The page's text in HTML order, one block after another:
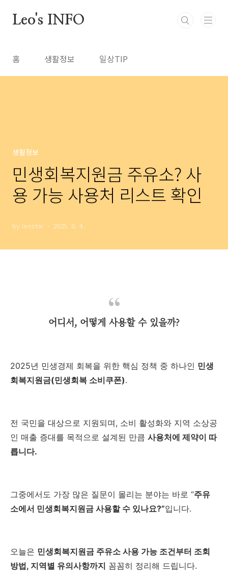
Leo's INFO
홈 생활정보 일상TIP
생활정보
민생회복지원금 주유소? 사
용 가능 사용처 리스트 확인
by leostar 2025. 8. 4.
어디서, 어떻게 사용할 수 있을까?
2025년 민생경제 회복을 위한 핵심 정책 중 하나인 민생
회복지원금(민생회복 소비쿠폰).
전 국민을 대상으로 지원되며, 소비 활성화와 지역 소상공
인 매출 증대를 목적으로 설계된 만큼 사용처에 제약이 따
릅니다.
그중에서도 가장 많은 질문이 몰리는 분야는 바로 “주유
소에서 민생회복지원금 사용할 수 있나요?”입니다.
오늘은 민생회복지원금 주유소 사용 가능 조건부터 조회
방법, 지역별 유의사항까지 꼼꼼히 정리해 드립니다.